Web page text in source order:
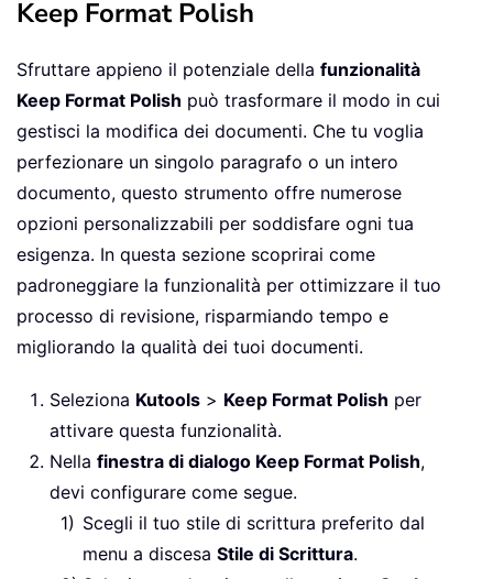
Keep Format Polish
Sfruttare appieno il potenziale della funzionalità
Keep Format Polish può trasformare il modo in cui
gestisci la modifica dei documenti. Che tu voglia
perfezionare un singolo paragrafo o un intero
documento, questo strumento offre numerose
opzioni personalizzabili per soddisfare ogni tua
esigenza. In questa sezione scoprirai come
padroneggiare la funzionalità per ottimizzare il tuo
processo di revisione, risparmiando tempo e
migliorando la qualità dei tuoi documenti.
Seleziona Kutools > Keep Format Polish per
attivare questa funzionalità.
Nella finestra di dialogo Keep Format Polish,
devi configurare come segue.
Scegli il tuo stile di scrittura preferito dal
menu a discesa Stile di Scrittura.